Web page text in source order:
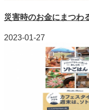
災害時のお金にまつわ
2023-01-27